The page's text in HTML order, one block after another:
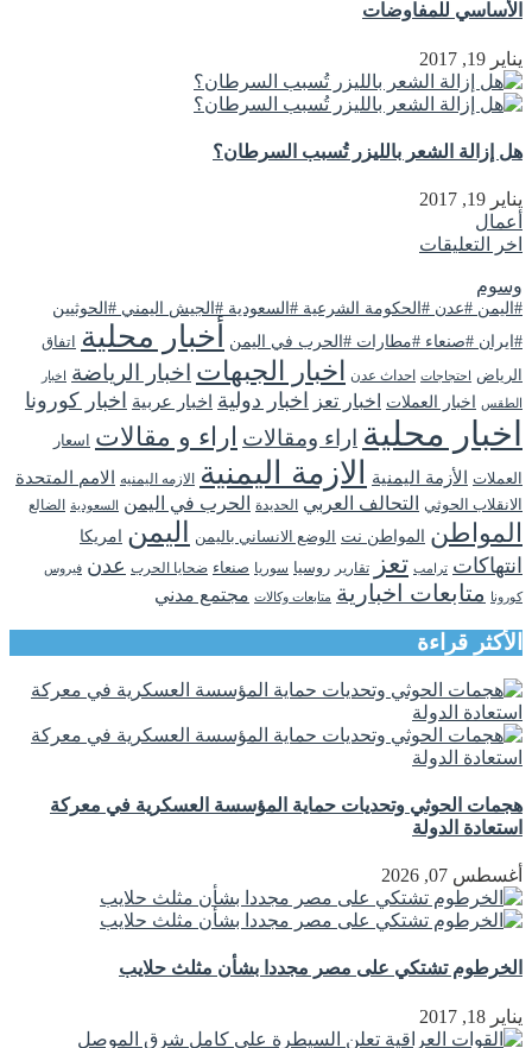
الأساسي للمفاوضات
يناير 19, 2017
هل إزالة الشعر بالليزر تُسبب السرطان؟
يناير 19, 2017
أعمال
اخر التعليقات
وسوم
#اليمن #عدن #الحكومة الشرعية #السعودية #الجيش اليمني #الحوثيين
#ايران #صنعاء #مطارات #الحرب في اليمن
أخبار محلية
اتفاق
الرياض
احتجاجات احداث عدن اخبار الجبهات اخبار الرياضة اخبار
الطقس
اخبار العملات اخبار تعز اخبار دولية اخبار عربية اخبار كورونا
اخبار محلية اراء ومقالات اراء و مقالات اسعار
العملات الأزمة اليمنية الازمة اليمنية الازمه اليمنيه الامم المتحدة
الانقلاب الحوثي التحالف العربي الحديدة الحرب في اليمن السعودية الضالع
المواطن المواطن نت الوضع الانساني باليمن اليمن امريكا
انتهاكات ترامب تعز تقارير روسيا سوريا صنعاء ضحايا الحرب عدن فيروس
كورونا متابعات اخبارية متابعات وكالات مجتمع مدني
الأكثر قراءة
هجمات الحوثي وتحديات حماية المؤسسة العسكرية في معركة
استعادة الدولة
أغسطس 07, 2026
الخرطوم تشتكي على مصر مجددا بشأن مثلث حلايب
يناير 18, 2017